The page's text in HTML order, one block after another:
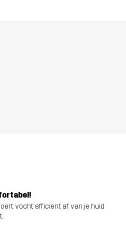
vocht efficiënt af van je huid